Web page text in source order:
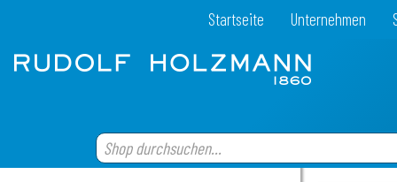
Startseite Unternehmen